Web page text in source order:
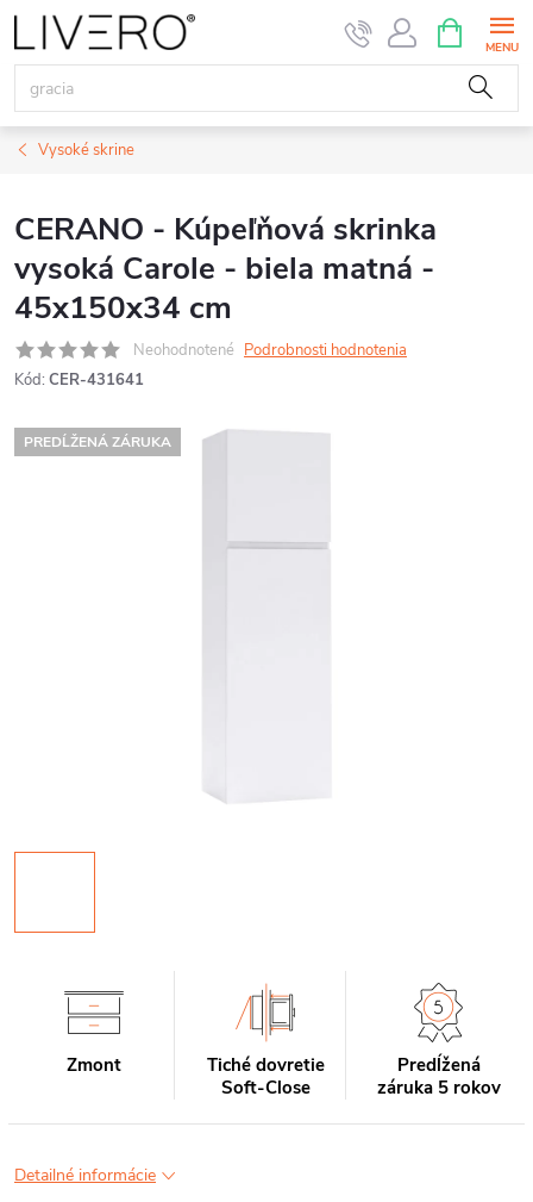
Prejsť
na
obsah
KOŠÍK
Vysoké skrine
CERANO - Kúpeľňová skrinka
vysoká Carole - biela matná -
45x150x34 cm
Neohodnotené Podrobnosti hodnotenia
Kód: CER-431641
PREDĹŽENÁ ZÁRUKA
Zmont
Tiché dovretie
Soft-Close
Predĺžená
záruka 5 rokov
Detailné informácie